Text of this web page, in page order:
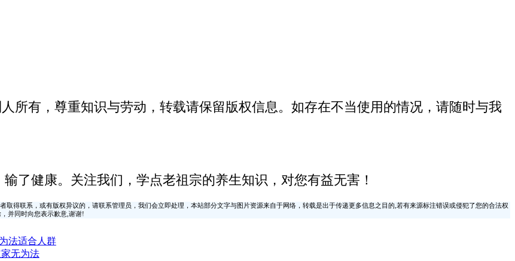
所有，尊重知识与劳动，转载请保留版权信息。如存在不当使用的情况，请随时与我
了健康。关注我们，学点老祖宗的养生知识，对您有益无害！
得联系，或有版权异议的，请联系管理员，我们会立即处理，本站部分文字与图片资源来自于网络，转载是出于传递更多信息之目的,若有来源标注错误或侵犯了您的合法权
并同时向您表示歉意,谢谢!
法适合人群
无为法